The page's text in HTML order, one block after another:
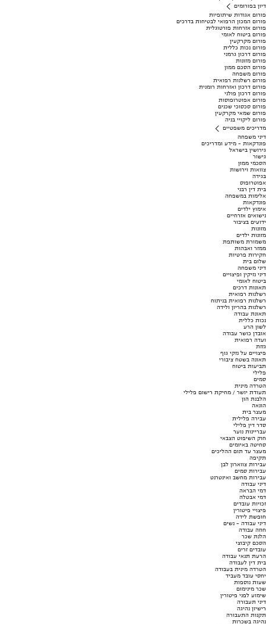
דיון בפורומים
פורום אגודות שיתופיות
פורום המכון הרפואי לבטיחות בדרכים
פורום אזרחות פורטוגלית
פורום ביטוח לאומי
פורום מקרקעין
פורום נכות כללית
פורום דרכון גרמני
פורום מזונות
פורום הסכם ממון
פורום משפחה
פורום רשלנות רפואית
פורום דרכון ואזרחות רומנית
פורום דרכון פולני
פורום אפוטרופוסות
פורום סכסוכי שכנים
פורום שמאי מקרקעין
פורום ליקויי בניה
מדריכים משפטיים
דיני משפחה
פונדקאות - מידע ומדריכים
גירושין בישראל
גישור
הסכמי ממון
צוואות וירושות
בגידה
אפוטרופוס
בית דין רבני
אלימות במשפחה
פונדקאות
אימוץ ילדים
נישואים אזרחיים
ידועים בציבור
מזונות
מזונות ילדים
משמורת משותפת
ממזר ואבהות
חקירות פרטיות
שלום בית
דיני משפחה
דיני נזיקין ופיצויים
ביטוח לאומי
תאונות דרכים
רשלנות רפואית
רשלנות רפואית בניתוח
רשלנות בהריון ולידה
תאונת עבודה
נכות כללית
לשון הרע
אובדן כושר עבודה
ועדה רפואית
גזזת
פיצויים על נזקי גוף
תאונה בשטח ציבורי
תביעות ביטוח
פלילי
סמים
הטרדה מינית
תעודת יושר / מחיקת רישום פלילי
הלבנת הון
הונאה
מעצר בית
עבירה פלילית
סדר דין פלילי
עבריינות נוער
חוק השיפוט הצבאי
סחיטה באיומים
מעצר עד תום ההליכים
תקיפה
עבירות צווארון לבן
עבירות סמים
עבירות מחשב ואינטרנט
דיני עבודה
דמי הבראה
דמי אבטלה
זכויות עובדים
פיצויי פיטורין
חופשת לידה
דיני עבודה - נשים
חוזה עבודה
הלנת שכר
הסכם קיבוצי
עובדים זרים
הרעת תנאי עבודה
בית דין לעבודה
הטרדה מינית בעבודה
יחסי עובד מעביד
שעות נוספות
שכר מינימום
שימוע לפני פיטורין
דיני תעבורה
רישיון נהיגה
תקנות התעבורה
נהיגה בשכרות